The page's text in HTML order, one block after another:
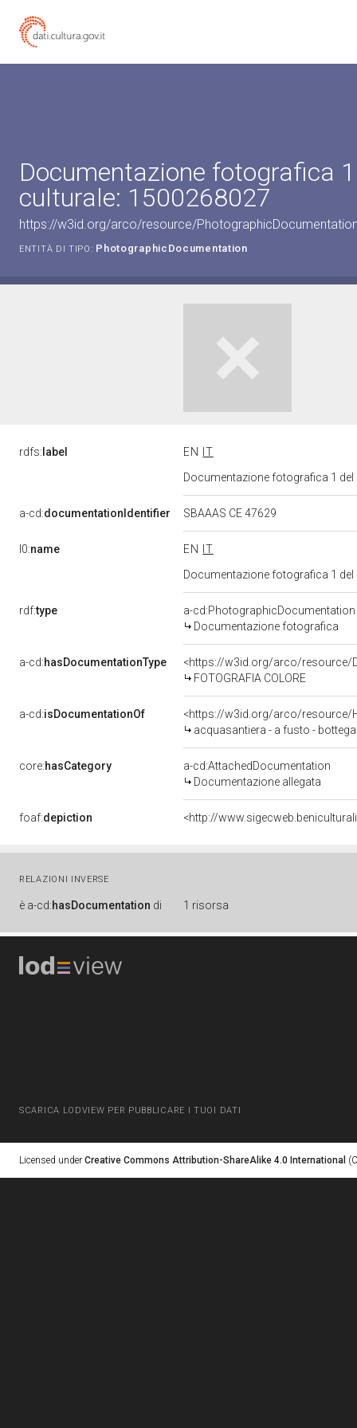
Documentazione fotografica
culturale: 1500268027
https://w3id.org/arco/resource/
ENTITÀ DI TIPO: PhotographicDocumentation
rdfs: label EN
IT
Documentazione fotografica 1
a-cd:documentationIdentifier SBAAAS CE 47629
l0:name EN
IT
Documentazione fotografica 1
rdf:type
a-cd:PhotographicDocumentation
Documentazione fotografica
a-cd:hasDocumentationType
<https://w3id.org/arco/resource/
FOTOGRAFIA COLORE
a-cd:isDocumentationOf
<https://w3id.org/arco/resource/
acquasantiera - a fusto -
core:hasCategory
a-cd:AttachedDocumentation
Documentazione allegata
foaf:depiction <http://
RELAZIONI INVERSE
è a-cd:hasDocumentation di 1 risorsa
SCARICA LODVIEW PER PUBBLICARE I TUOI DATI
Licensed under Creative Commons Attribution-ShareAlike 4.0 International